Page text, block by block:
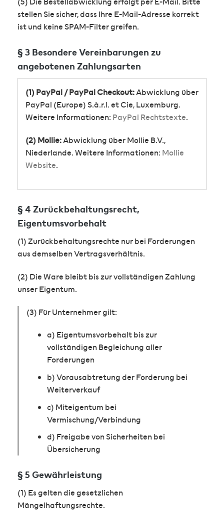
stellen Sie sicher, dass Ihre E-Mail-Adresse korrekt
ist und keine SPAM-Filter greifen.
§ 3 Besondere Vereinbarungen zu
angebotenen Zahlungsarten
(1) PayPal / PayPal Checkout:Abwicklung über
PayPal (Europe) S.à.r.l. et Cie, Luxemburg.
Weitere Informationen: PayPal Rechtstexte.
(2) Mollie:Abwicklung über Mollie B.V.,
Niederlande. Weitere Informationen: Mollie
Website.
§ 4 Zurückbehaltungsrecht,
Eigentumsvorbehalt
(1) Zurückbehaltungsrechte nur bei Forderungen
aus demselben Vertragsverhältnis.
(2) Die Ware bleibt bis zur vollständigen Zahlung
unser Eigentum.
(3) Für Unternehmer gilt:
a) Eigentumsvorbehalt bis zur
vollständigen Begleichung aller
Forderungen
b) Vorausabtretung der Forderung bei
Weiterverkauf
c) Miteigentum bei
Vermischung/Verbindung
d) Freigabe von Sicherheiten bei
Übersicherung
§ 5 Gewährleistung
(1) Es gelten die gesetzlichen
Mängelhaftungsrechte.